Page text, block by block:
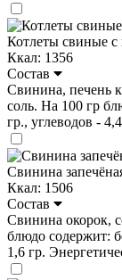
Котлеты свиные с
Ккал: 1356
Состав
Свинина, печень
соль. На 100 гр
гр., углеводов -
Свинина
Ккал: 1506
Состав
Свинина окорок,
блюдо содержит:
1,6 гр.